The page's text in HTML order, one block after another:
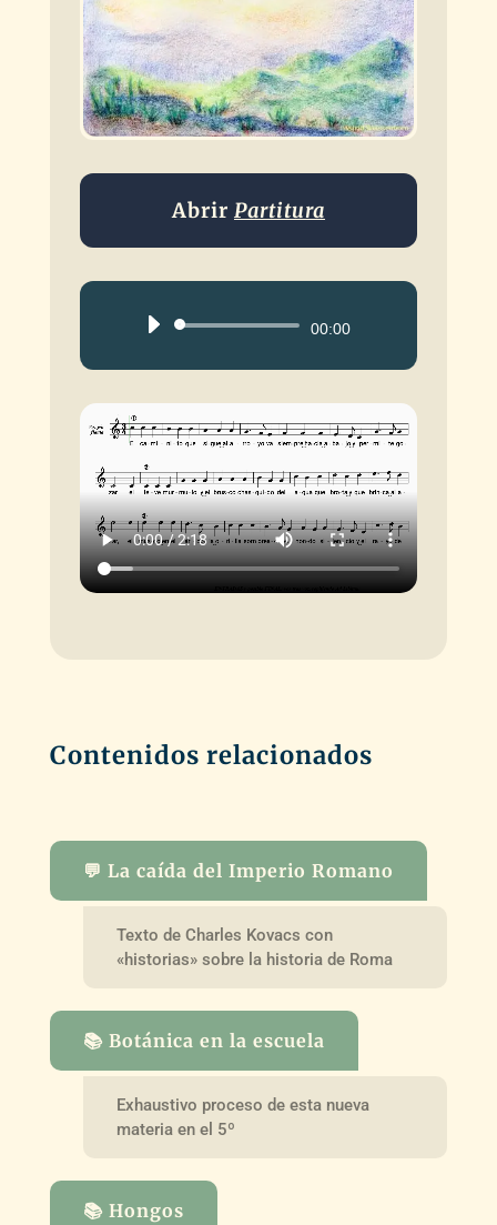
Abrir Partitura
Reproductor00:00
Contenidos relacionados
💬 La caída del Imperio Romano
Texto de Charles Kovacs con
«historias» sobre la historia de Roma
📚 Botánica en la escuela
Exhaustivo proceso de esta nueva
materia en el 5º
📚 Hongos